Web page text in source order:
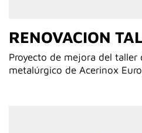
RENOVACION
Proyecto de mejora del taller
metalúrgico de Acerinox